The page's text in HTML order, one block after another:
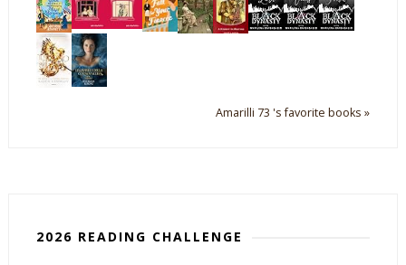
Amarilli 73 's favorite books »
2026 READING CHALLENGE